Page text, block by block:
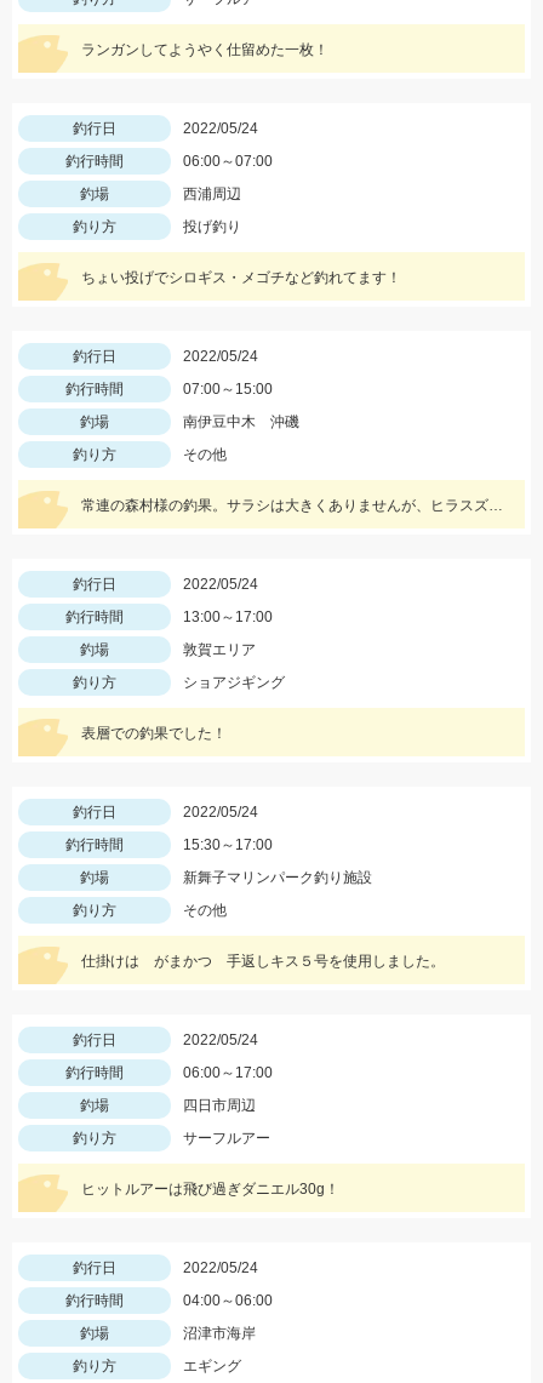
ランガンしてようやく仕留めた一枚！
釣行日
2022/05/24
釣行時間
06:00～07:00
釣場
西浦周辺
釣り方
投げ釣り
ちょい投げでシロギス・メゴチなど釣れてます！
釣行日
2022/05/24
釣行時間
07:00～15:00
釣場
南伊豆中木 沖磯
釣り方
その他
常連の森村様の釣果。サラシは大きくありませんが、ヒラスズキ釣れました！
釣行日
2022/05/24
釣行時間
13:00～17:00
釣場
敦賀エリア
釣り方
ショアジギング
表層での釣果でした！
釣行日
2022/05/24
釣行時間
15:30～17:00
釣場
新舞子マリンパーク釣り施設
釣り方
その他
仕掛けは がまかつ 手返しキス５号を使用しました。
釣行日
2022/05/24
釣行時間
06:00～17:00
釣場
四日市周辺
釣り方
サーフルアー
ヒットルアーは飛び過ぎダニエル30g！
釣行日
2022/05/24
釣行時間
04:00～06:00
釣場
沼津市海岸
釣り方
エギング